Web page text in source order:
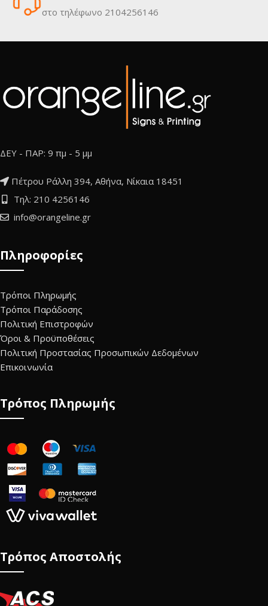
στο τηλέφωνο 2104256146
ΔΕΥ - ΠΑΡ: 9 πμ - 5 μμ
Πέτρου Ράλλη 394, Αθήνα, Νίκαια 18451
Τηλ: 210 4256146
info@orangeline.gr
Πληροφορίες
Τρόποι Πληρωμής
Τρόποι Παράδοσης
Πολιτική Επιστροφών
Όροι & Προϋποθέσεις
Πολιτική Προστασίας Προσωπικών Δεδομένων
Επικοινωνία
Τρόπος Πληρωμής
Τρόπος Αποστολής